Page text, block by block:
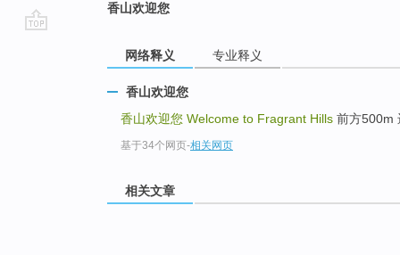
香山欢迎您
网络释义 专业释义
香山欢迎您
香山欢迎您 Welcome to Fragrant Hills 前方500m
基于34个网页-相关网页
相关文章